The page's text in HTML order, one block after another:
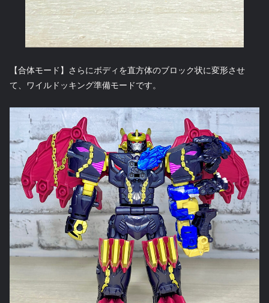
【合体モード】さらにボディを直方体のブロック状に変形させ
て、ワイルドッキング準備モードです。